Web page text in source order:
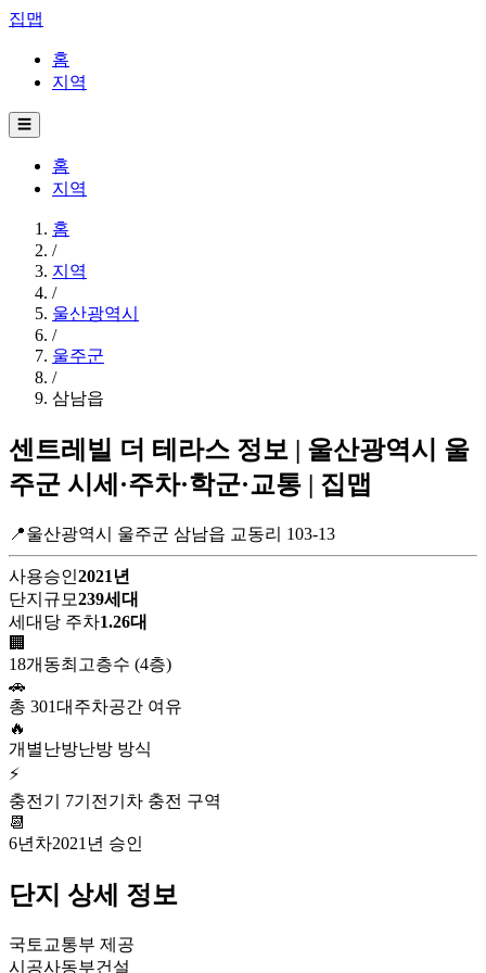
집맵
홈
지역
☰
홈
지역
홈
/
지역
/
울산광역시
/
울주군
/
삼남읍
센트레빌 더 테라스 정보 | 울산광역시 울
주군 시세·주차·학군·교통 | 집맵
📍울산광역시 울주군 삼남읍 교동리 103-13
사용승인2021년
단지규모239세대
세대당 주차1.26대
🏢
18개동최고층수 (4층)
🚗
총 301대 주차공간 여유
🔥
개별난방난방 방식
⚡
충전기 7기 전기차 충전 구역
📆
6년차2021년 승인
단지 상세 정보
국토교통부 제공
시공사동부건설